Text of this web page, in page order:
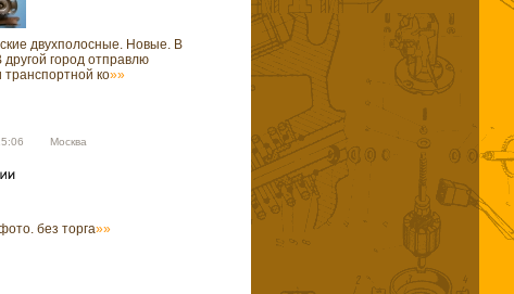
двухполосные. Новые. В
другой город отправлю
транспортной ко»»
15:06 Москва
без торга»»